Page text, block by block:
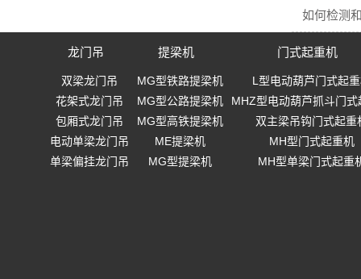
如何检测
龙门吊
双梁龙门吊
花架式龙门吊
包厢式龙门吊
电动单梁龙门吊
单梁偏挂龙门吊
提梁机
MG型铁路提梁机
MG型公路提梁机
MG型高铁提梁机
ME提梁机
MG型提梁机
门式起重机
L型电动葫芦门式起
MHZ型电动葫芦抓斗门式
双主梁吊钩门式起重
MH型门式起重机
MH型单梁门式起重